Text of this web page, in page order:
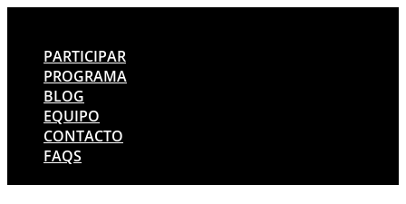
PARTICIPAR
PROGRAMA
BLOG
EQUIPO
CONTACTO
FAQS